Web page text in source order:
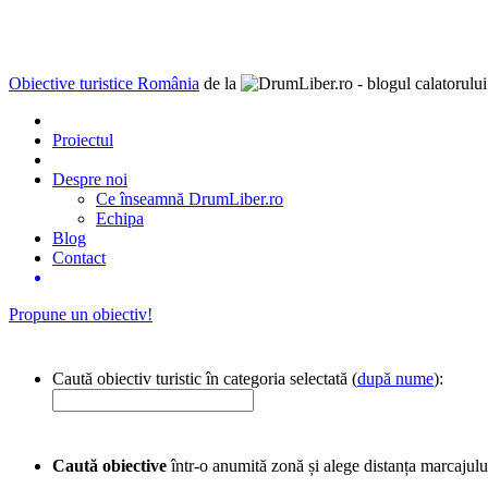
Obiective turistice România de la
Proiectul
Despre noi
Ce înseamnă DrumLiber.ro
Echipa
Blog
Contact
Propune un obiectiv!
Caută obiectiv turistic în categoria selectată (după nume):
Caută obiectiveîntr-o anumită zonă și alege distanța